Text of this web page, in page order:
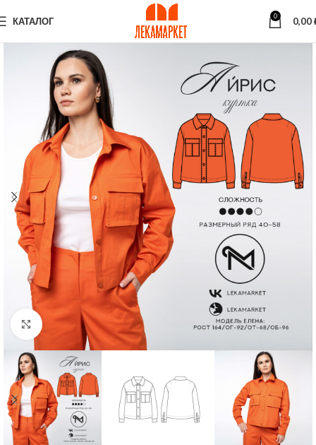
КАТАЛОГ 0 0,00
Нажмите, чтобы увеличить